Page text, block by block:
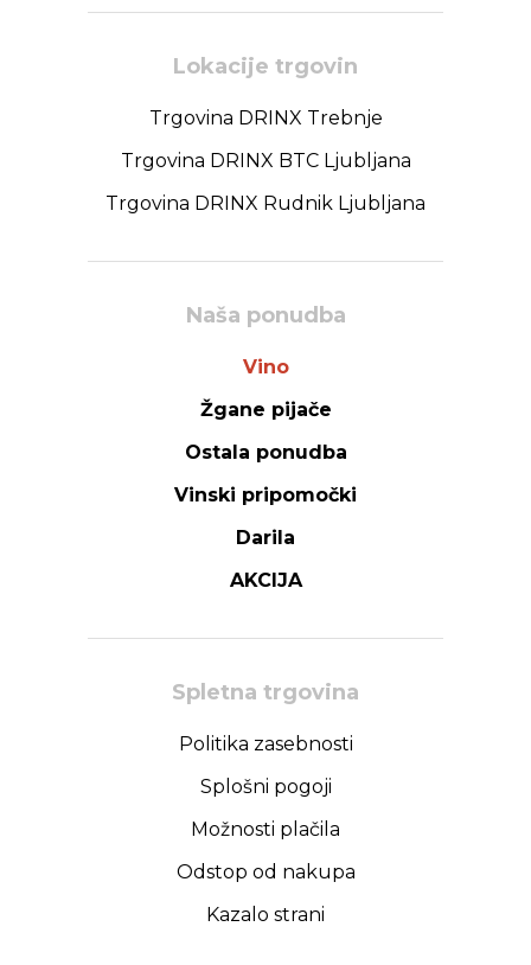
Lokacije trgovin
Trgovina DRINX Trebnje
Trgovina DRINX BTC Ljubljana
Trgovina DRINX Rudnik Ljubljana
Naša ponudba
Vino
Žgane pijače
Ostala ponudba
Vinski pripomočki
Darila
AKCIJA
Spletna trgovina
Politika zasebnosti
Splošni pogoji
Možnosti plačila
Odstop od nakupa
Kazalo strani